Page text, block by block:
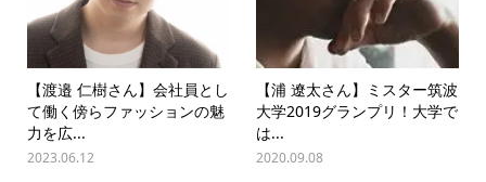
【渡邉 仁樹さん】会社員とし
て働く傍らファッションの魅
力を広...
2023.06.12
【浦 遼太さん】ミスター筑波
大学2019グランプリ！大学で
は...
2020.09.08